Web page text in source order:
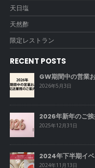
天日塩
天然酢
限定レストラン
RECENT POSTS
GW期間中の営業
2026年5月3日
2026年新年のご
2025年12月31日
2024年下半期イベ
2024年11月13日